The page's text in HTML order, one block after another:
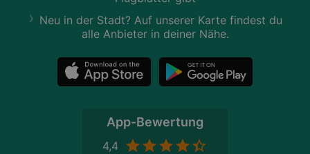
Neu in der Stadt? Auf unserer Karte findest du
alle Anbieter in deiner Nähe.
App-Bewertung
4,4